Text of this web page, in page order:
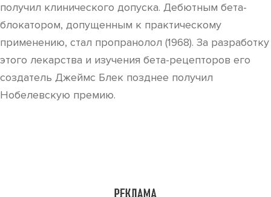
получил клинического допуска. Дебютным бета-
блокатором, допущенным к практическому
применению, стал пропранолол (1968). За разработку
этого лекарства и изучения бета-рецепторов его
создатель Джеймс Блек позднее получил
Нобелевскую премию.